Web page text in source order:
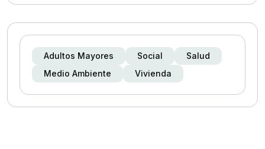
Adultos Mayores Social
Salud
Medio Ambiente
Vivienda